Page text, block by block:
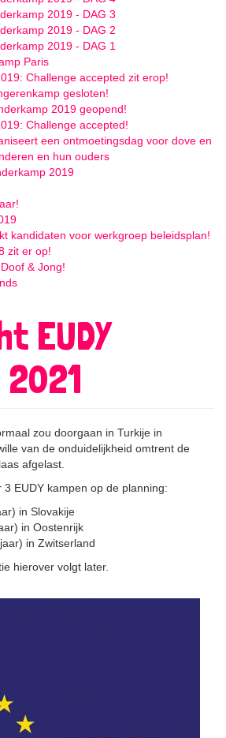
2019 - DAG 3
2019 - DAG 2
2019 - DAG 1
Paris
Challenge accepted zit erop!
gesloten!
2019 geopend!
Challenge accepted!
een ontmoetingsdag voor dove en
en hun ouders
2019
kandidaten voor werkgroep beleidsplan!
zit er op!
& Jong!
EUDY
zou doorgaan in Turkije in
van de onduidelijkheid omtrent de
afgelast.
EUDY kampen op de planning:
in Slovakije
in Oostenrijk
in Zwitserland
hierover volgt later.